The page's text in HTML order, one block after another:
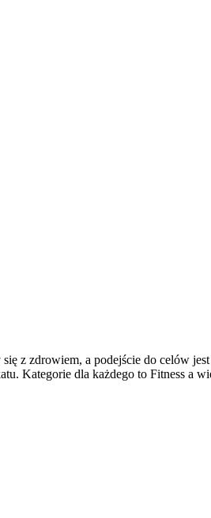
z zdrowiem, a podejście do celów jest
Kategorie dla każdego to Fitness a